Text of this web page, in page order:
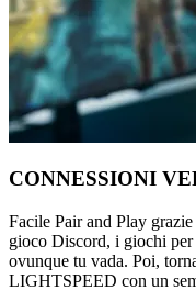
CONNESSIONI
Facile Pair and Play
gioco Discord, i giochi
ovunque tu vada. Poi,
LIGHTSPEED con un